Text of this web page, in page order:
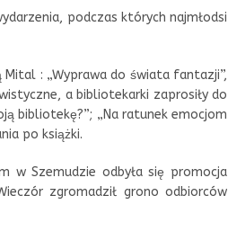
podczas których najmłodsi
: „Wyprawa do świata fantazji”,
a bibliotekarki zaprosiły do
bibliotekę?”; „Na ratunek emocjom
po książki.
w Szemudzie odbyła się promocja
zgromadził grono odbiorców